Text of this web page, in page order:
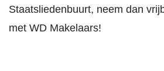
Staatsliedenbuurt, neem dan
met WD Makelaars!